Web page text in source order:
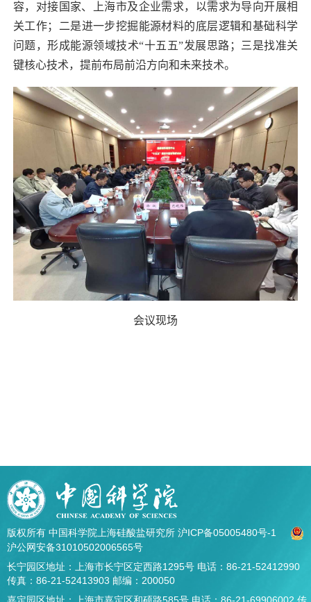
容，对接国家、上海市及企业需求，以需求为导向开展相
关工作；二是进一步挖掘能源材料的底层逻辑和基础科学
问题，形成能源领域技术“十五五”发展思路；三是找准关
键核心技术，提前布局前沿方向和未来技术。
会议现场
版权所有 中国科学院上海硅酸盐研究所 沪ICP备05005480号-1
沪公网安备31010502006565号
长宁园区地址：上海市长宁区定西路1295号 电话：86-21-52412990
传真：86-21-52413903 邮编：200050